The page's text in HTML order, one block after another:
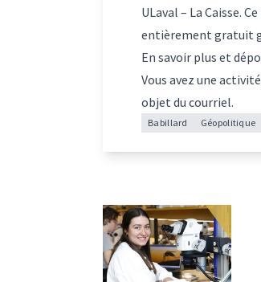
ULaval – La Caisse.
entièrement gratuit
En savoir plus et
Vous avez une
objet du courriel.
Babillard Géopolitique